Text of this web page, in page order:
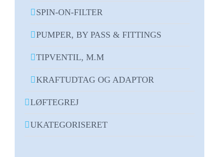
SPIN-ON-FILTER
PUMPER, BY PASS & FITTINGS
TIPVENTIL, M.M
KRAFTUDTAG OG ADAPTOR
LØFTEGREJ
UKATEGORISERET